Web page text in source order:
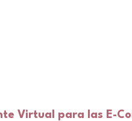
Virtual para las E-